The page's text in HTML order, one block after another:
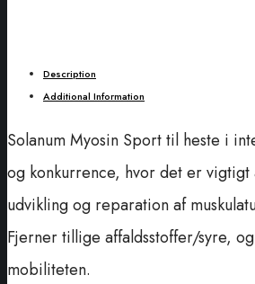
Description
Additional Information
Solanum Myosin Sport til heste i
og konkurrence, hvor det er vigtigt
udvikling og reparation af
Fjerner tillige affaldsstoffer/syre,
mobiliteten.